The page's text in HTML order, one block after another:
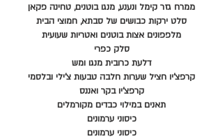
ממרח גזר קימל ונענע, מנגו בוטנים, טחינה פקאן
סלט ירקות כבושים של סבתא, חמוצי הבית
מלפפונים אצות בוטנים ואטריות שעועית
סלק כפרי
דלעת כרובית מנגו ומש
קרפצ'יו חציל שערות חלבה טבעות צ'ילי ובלסמי
קרפצ'יו בקר ואננס
תאנים במילוי כבדים מקורמלים
כיסוני ערמונים
כיסוני ערמונים